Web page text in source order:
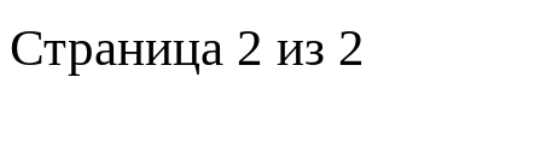
Страница 2 из 2